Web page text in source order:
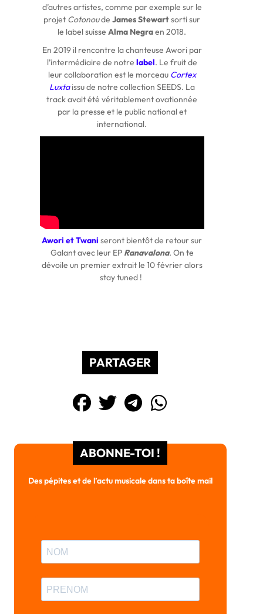
d’autres artistes, comme par exemple sur le
projet Cotonoude James Stewartsorti sur
le label suisseAlma Negraen 2018.
En 2019 il rencontre la chanteuse Awori par
l’intermédiaire de notre label. Le fruit de
leur collaboration est le morceau Cortex
Luxta issu de notre collection SEEDS. La
track avait été véritablement ovationnée
par la presse et le public national et
international.
Awori et Twani seront bientôt de retour sur
Galant avec leur EP Ranavalona. On te
dévoile un premier extrait le 10 février alors
stay tuned !
PARTAGER
ABONNE-TOI !
Des pépites et de l’actu musicale dans ta boîte mail